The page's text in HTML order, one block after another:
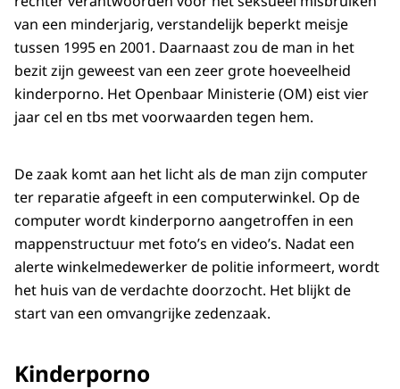
van een minderjarig, verstandelijk beperkt meisje
tussen 1995 en 2001. Daarnaast zou de man in het
bezit zijn geweest van een zeer grote hoeveelheid
kinderporno. Het Openbaar Ministerie (OM) eist vier
jaar cel en tbs met voorwaarden tegen hem.
De zaak komt aan het licht als de man zijn computer
ter reparatie afgeeft in een computerwinkel. Op de
computer wordt kinderporno aangetroffen in een
mappenstructuur met foto’s en video’s. Nadat een
alerte winkelmedewerker de politie informeert, wordt
het huis van de verdachte doorzocht. Het blijkt de
start van een omvangrijke zedenzaak.
Kinderporno